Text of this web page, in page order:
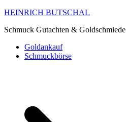
HEINRICH BUTSCHAL
Schmuck Gutachten & Goldschmiede
Goldankauf
Schmuckbörse